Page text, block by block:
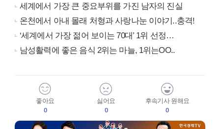
세계에서 가장 큰 중요부위를 가진 남자의 진실
온천에서 아내 몰래 처형과 사랑나눈 이야기..충격!
‘세계에서 가장 젊어 보이는 70대’ 1위 선정…
남성활력에 좋은 음식 2위는 마늘, 1위는OO..
좋아요
0
싫어요
0
후속기사 원해요
0